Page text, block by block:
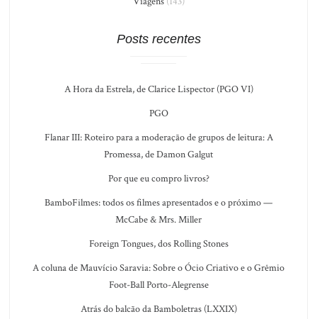
Posts recentes
A Hora da Estrela, de Clarice Lispector (PGO VI)
PGO
Flanar III: Roteiro para a moderação de grupos de leitura: A
Promessa, de Damon Galgut
Por que eu compro livros?
BamboFilmes: todos os filmes apresentados e o próximo —
McCabe & Mrs. Miller
Foreign Tongues, dos Rolling Stones
A coluna de Mauvício Saravia: Sobre o Ócio Criativo e o Grêmio
Foot-Ball Porto-Alegrense
Atrás do balcão da Bamboletras (LXXIX)